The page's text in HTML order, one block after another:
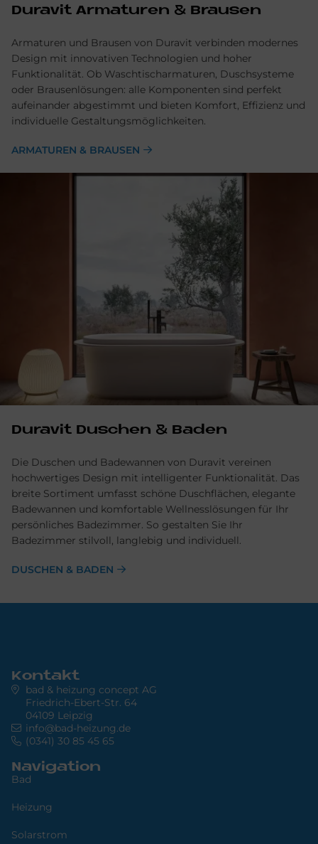
Du­ra­vit Ar­ma­tu­ren & Brau­sen
Armaturen und Brausen von Duravit verbinden modernes
Design mit innovativen Technologien und hoher
Funktionalität. Ob Waschtischarmaturen, Duschsysteme
oder Brausenlösungen: alle Komponenten sind perfekt
aufeinander abgestimmt und bieten Komfort, Effizienz und
individuelle Gestaltungsmöglichkeiten.
ARMATUREN & BRAUSEN
Du­ra­vit Du­schen & Ba­den
Die Duschen und Badewannen von Duravit vereinen
hochwertiges Design mit intelligenter Funktionalität. Das
breite Sortiment umfasst schöne Duschflächen, elegante
Badewannen und komfortable Wellnesslösungen für Ihr
persönliches Badezimmer. So gestalten Sie Ihr
Badezimmer stilvoll, langlebig und individuell.
DUSCHEN & BADEN
Kontakt
bad & heizung concept AG
Friedrich-Ebert-Str. 64
04109 Leipzig
info@bad-heizung.de
(0341) 30 85 45 65
Navigation
Bad
Heizung
Solarstrom